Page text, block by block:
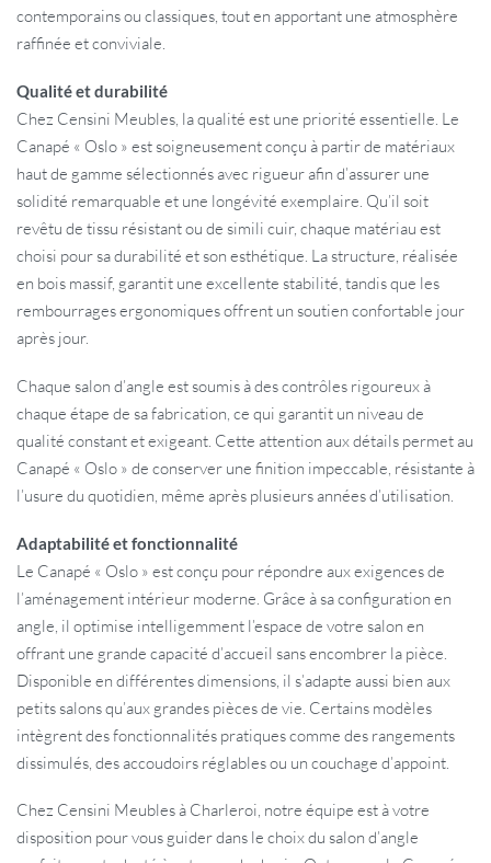
contemporains ou classiques, tout en apportant une atmosphère
raffinée et conviviale.
Qualité et durabilité
Chez Censini Meubles, la qualité est une priorité essentielle. Le
Canapé « Oslo » est soigneusement conçu à partir de matériaux
haut de gamme sélectionnés avec rigueur afin d’assurer une
solidité remarquable et une longévité exemplaire. Qu’il soit
revêtu de tissu résistant ou de simili cuir, chaque matériau est
choisi pour sa durabilité et son esthétique. La structure, réalisée
en bois massif, garantit une excellente stabilité, tandis que les
rembourrages ergonomiques offrent un soutien confortable jour
après jour.
Chaque salon d’angle est soumis à des contrôles rigoureux à
chaque étape de sa fabrication, ce qui garantit un niveau de
qualité constant et exigeant. Cette attention aux détails permet au
Canapé « Oslo » de conserver une finition impeccable, résistante à
l’usure du quotidien, même après plusieurs années d’utilisation.
Adaptabilité et fonctionnalité
Le Canapé « Oslo » est conçu pour répondre aux exigences de
l’aménagement intérieur moderne. Grâce à sa configuration en
angle, il optimise intelligemment l’espace de votre salon en
offrant une grande capacité d’accueil sans encombrer la pièce.
Disponible en différentes dimensions, il s’adapte aussi bien aux
petits salons qu’aux grandes pièces de vie. Certains modèles
intègrent des fonctionnalités pratiques comme des rangements
dissimulés, des accoudoirs réglables ou un couchage d’appoint.
Chez Censini Meubles à Charleroi, notre équipe est à votre
disposition pour vous guider dans le choix du salon d’angle